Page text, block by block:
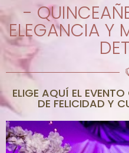
-
ELEGANCIA Y
ELIGE AQUÍ EL
DE FELICIDAD Y